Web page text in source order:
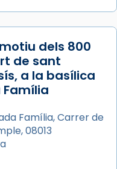
dels 800
de sant
a la basílica
Família, Carrer de
08013